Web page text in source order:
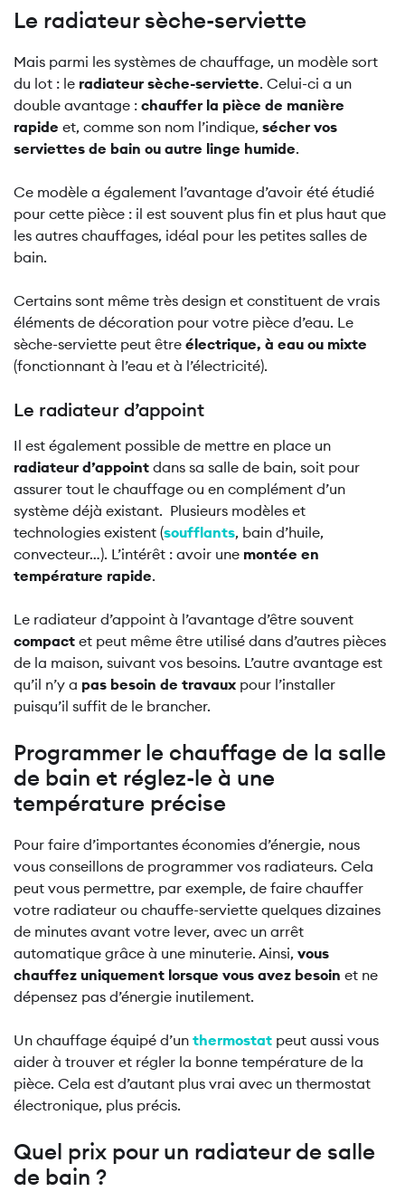
Le radiateur sèche-serviette
Mais parmi les systèmes de chauffage, un modèle sort
du lot : le radiateur sèche-serviette. Celui-ci a un
double avantage : chauffer la pièce de manière
rapide et, comme son nom l’indique, sécher vos
serviettes de bain ou autre linge humide.
Ce modèle a également l’avantage d’avoir été étudié
pour cette pièce : il est souvent plus fin et plus haut que
les autres chauffages, idéal pour les petites salles de
bain.
Certains sont même très design et constituent de vrais
éléments de décoration pour votre pièce d’eau. Le
sèche-serviette peut être électrique, à eau ou mixte
(fonctionnant à l’eau et à l’électricité).
Le radiateur d’appoint
Il est également possible de mettre en place un
radiateur d’appoint dans sa salle de bain, soit pour
assurer tout le chauffage ou en complément d’un
système déjà existant. Plusieurs modèles et
technologies existent (soufflants, bain d’huile,
convecteur…). L’intérêt : avoir une montée en
température rapide.
Le radiateur d’appoint à l’avantage d’être souvent
compact et peut même être utilisé dans d’autres pièces
de la maison, suivant vos besoins. L’autre avantage est
qu’il n’y a pas besoin de travaux pour l’installer
puisqu’il suffit de le brancher.
Programmer le chauffage de la salle
de bain et réglez-le à une
température précise
Pour faire d’importantes économies d’énergie, nous
vous conseillons de programmer vos radiateurs. Cela
peut vous permettre, par exemple, de faire chauffer
votre radiateur ou chauffe-serviette quelques dizaines
de minutes avant votre lever, avec un arrêt
automatique grâce à une minuterie. Ainsi, vous
chauffez uniquement lorsque vous avez besoin et ne
dépensez pas d’énergie inutilement.
Un chauffage équipé d’un thermostat peut aussi vous
aider à trouver et régler la bonne température de la
pièce. Cela est d’autant plus vrai avec un thermostat
électronique, plus précis.
Quel prix pour un radiateur de salle
de bain ?